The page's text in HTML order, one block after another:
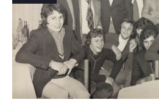
bottega
ai
campi
di
calcetto.